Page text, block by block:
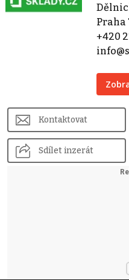
Praha
+420
Kontaktovat
Sdílet inzerát